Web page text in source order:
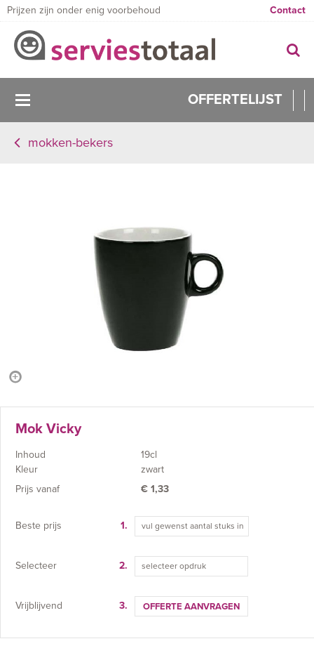
Prijzen zijn onder enig voorbehoud Contact
OFFERTELIJST
mokken-bekers
Mok Vicky
Inhoud
19cl
Kleur
zwart
Prijs vanaf
€ 1,33
Beste prijs 1.
Selecteer 2. selecteer opdruk
Vrijblijvend 3. OFFERTE AANVRAGEN